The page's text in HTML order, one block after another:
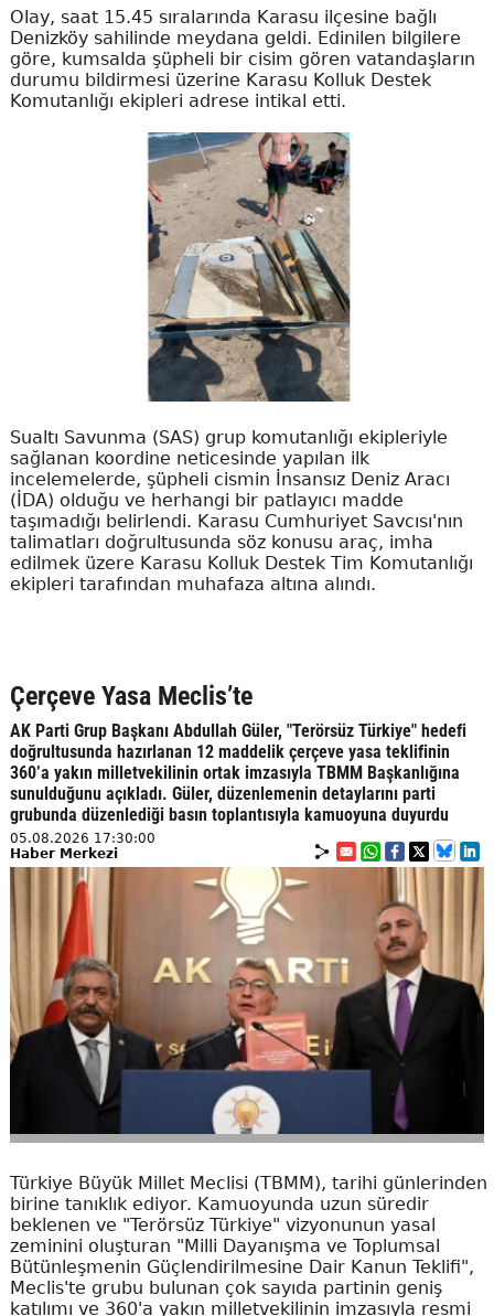
Olay, saat 15.45 sıralarında Karasu ilçesine bağlı
Denizköy sahilinde meydana geldi. Edinilen bilgilere
göre, kumsalda şüpheli bir cisim gören vatandaşların
durumu bildirmesi üzerine Karasu Kolluk Destek
Komutanlığı ekipleri adrese intikal etti.
Sualtı Savunma (SAS) grup komutanlığı ekipleriyle
sağlanan koordine neticesinde yapılan ilk
incelemelerde, şüpheli cismin İnsansız Deniz Aracı
(İDA) olduğu ve herhangi bir patlayıcı madde
taşımadığı belirlendi. Karasu Cumhuriyet Savcısı'nın
talimatları doğrultusunda söz konusu araç, imha
edilmek üzere Karasu Kolluk Destek Tim Komutanlığı
ekipleri tarafından muhafaza altına alındı.
Çerçeve Yasa Meclis’te
AK Parti Grup Başkanı Abdullah Güler, "Terörsüz Türkiye" hedefi
doğrultusunda hazırlanan 12 maddelik çerçeve yasa teklifinin
360’a yakın milletvekilinin ortak imzasıyla TBMM Başkanlığına
sunulduğunu açıkladı. Güler, düzenlemenin detaylarını parti
grubunda düzenlediği basın toplantısıyla kamuoyuna duyurdu
05.08.2026 17:30:00
Haber Merkezi
Türkiye Büyük Millet Meclisi (TBMM), tarihi günlerinden
birine tanıklık ediyor. Kamuoyunda uzun süredir
beklenen ve "Terörsüz Türkiye" vizyonunun yasal
zeminini oluşturan "Milli Dayanışma ve Toplumsal
Bütünleşmenin Güçlendirilmesine Dair Kanun Teklifi",
Meclis'te grubu bulunan çok sayıda partinin geniş
katılımı ve 360'a yakın milletvekilinin imzasıyla resmi